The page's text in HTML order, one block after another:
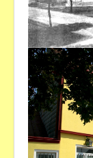
Zimmer
Anreise